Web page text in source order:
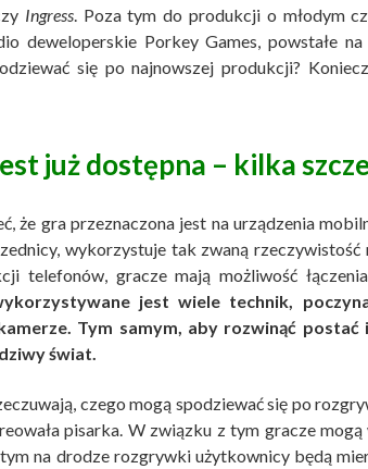
Ingress. Poza tym do produkcji o młodym
deweloperskie Porkey Games, powstałe
się po najnowszej produkcji?
już dostępna – kilka
że gra przeznaczona jest na urządzenia
wykorzystuje tak zwaną
telefonów, gracze mają możliwość
jest wiele technik,
Tym samym, aby rozwinąć
świat.
czego mogą spodziewać się po
pisarka. W związku z tym gracze
na drodze rozgrywki użytkownicy będą